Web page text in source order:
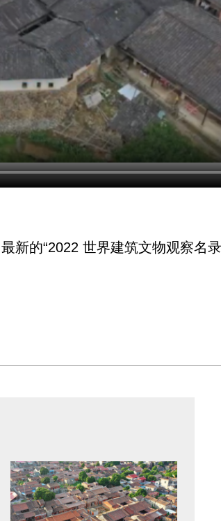
的“2022 世界建筑文物观察名